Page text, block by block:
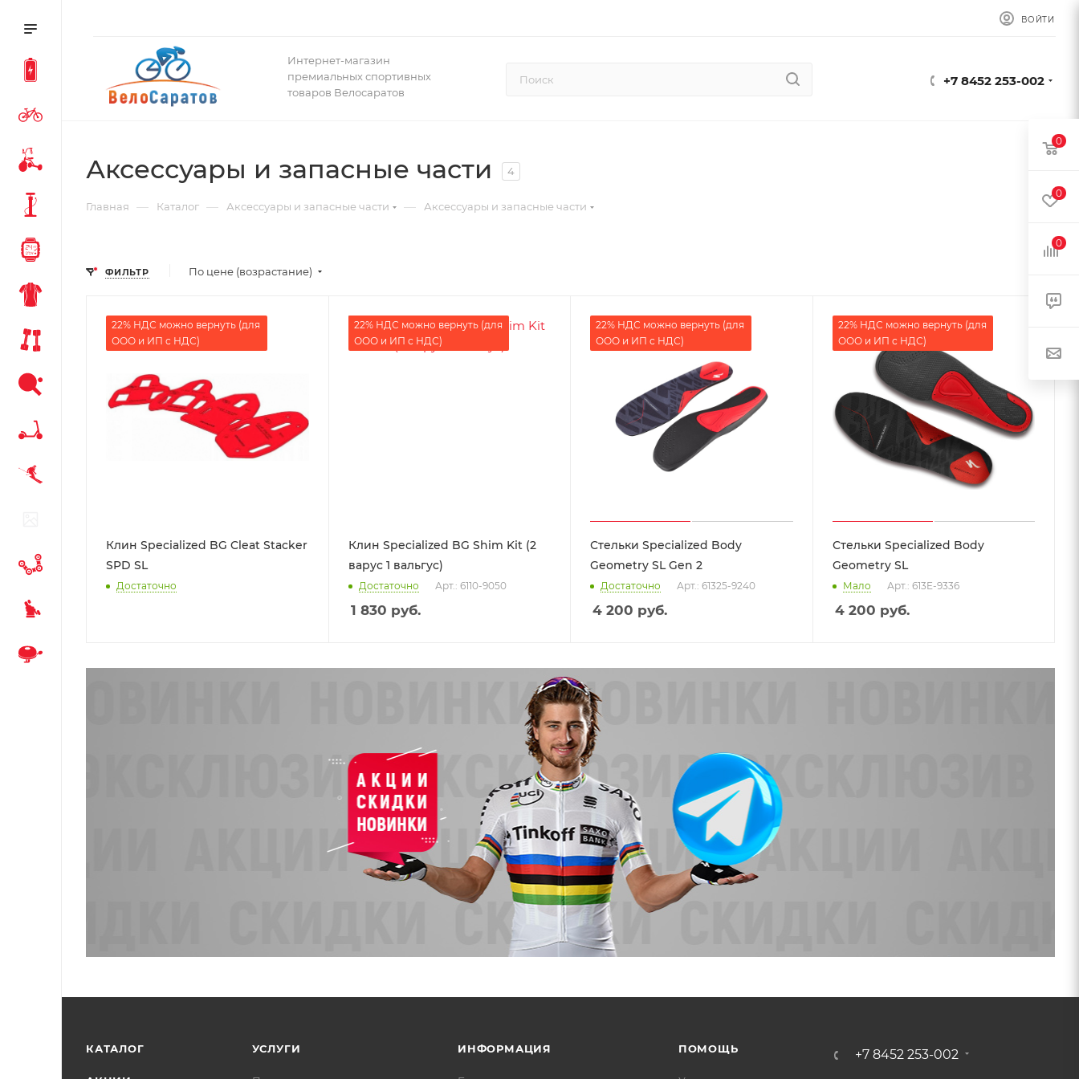
ВОЙТИ
Интернет-магазин
премиальных спортивных
товаров Велосаратов
+7 8452 253-002
Аксессуары и запасные части 4
Главная — Каталог — Аксессуары и запасные части — Аксессуары и запасные части
ФИЛЬТР По цене (возрастание)
22% НДС можно вернуть (для
ООО и ИП с НДС)
Клин Specialized BG Cleat Stacker
SPD SL
Достаточно
22% НДС можно вернуть (для
ООО и ИП с НДС)
Клин Specialized BG Shim Kit (2
варус 1 вальгус)
Достаточно Арт.: 6110-9050
1 830 руб.
22% НДС можно вернуть (для
ООО и ИП с НДС)
Стельки Specialized Body
Geometry SL Gen 2
Достаточно Арт.: 61325-9240
4 200 руб.
22% НДС можно вернуть (для
ООО и ИП с НДС)
Стельки Specialized Body
Geometry SL
Мало Арт.: 613E-9336
4 200 руб.
КАТАЛОГ УСЛУГИ ИНФОРМАЦИЯ ПОМОЩЬ +7 8452 253-002
0
0
0